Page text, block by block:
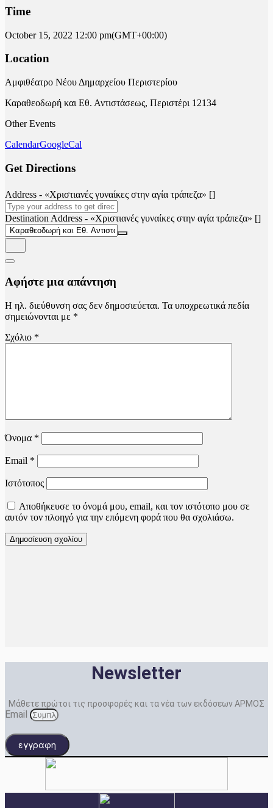
Time
October 15, 2022 12:00 pm(GMT+00:00)
Location
Αμφιθέατρο Νέου Δημαρχείου Περιστερίου
Καραθεοδωρή και Εθ. Αντιστάσεως, Περιστέρι 12134
Other Events
CalendarGoogleCal
Get Directions
Address - «Χριστιανές γυναίκες στην αγία τράπεζα» []
Destination Address - «Χριστιανές γυναίκες στην αγία τράπεζα» []
Αφήστε μια απάντηση
Η ηλ. διεύθυνση σας δεν δημοσιεύεται. Τα υποχρεωτικά πεδία
σημειώνονται με *
Σχόλιο *
Όνομα *
Email *
Ιστότοπος
Αποθήκευσε το όνομά μου, email, και τον ιστότοπο μου σε
αυτόν τον πλοηγό για την επόμενη φορά που θα σχολιάσω.
Newsletter
Μάθετε πρώτοι τις προσφορές και τα νέα των εκδόσεων ΑΡΜΟΣ
Email
εγγραφη